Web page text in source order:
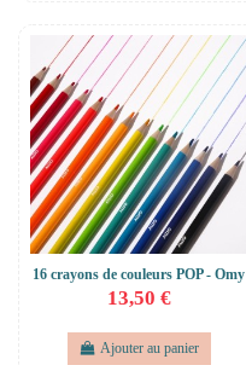
16 crayons de couleurs POP - Omy
13,50 €
Ajouter au panier